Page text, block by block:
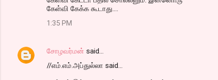
கேள்வி கேக்க கூடாது....
1:35 PM
சோழவர்மன் said…
//எம்.எம்.அப்துல்லா said...